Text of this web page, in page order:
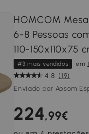
HOMCOM
6-8 Pessoas
110-150x110x75
#3 mais vendidos em
4.8 (19)
Enviado por Aosom
224,99€